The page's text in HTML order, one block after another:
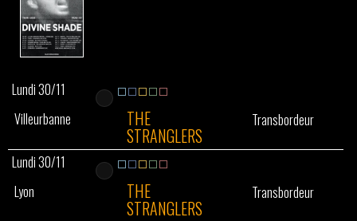
Lundi 30/11
Villeurbanne
THE
STRANGLERS
Transbordeur
Lundi 30/11
Lyon
THE
STRANGLERS
Transbordeur